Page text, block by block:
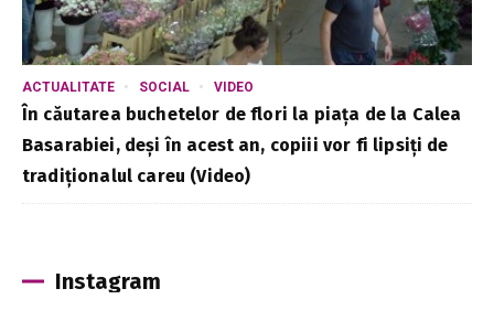
ACTUALITATE SOCIAL VIDEO
În căutarea buchetelor de flori la piața de la Calea
Basarabiei, deși în acest an, copiii vor fi lipsiți de
tradiționalul careu (Video)
Instagram